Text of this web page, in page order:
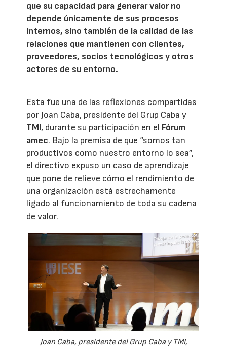
que su capacidad para generar valor no
depende únicamente de sus procesos
internos, sino también de la calidad de las
relaciones que mantienen con clientes,
proveedores, socios tecnológicos y otros
actores de su entorno.
Esta fue una de las reflexiones compartidas
por Joan Caba, presidente del Grup Caba y
TMI, durante su participación en el Fórum
amec. Bajo la premisa de que “somos tan
productivos como nuestro entorno lo sea”,
el directivo expuso un caso de aprendizaje
que pone de relieve cómo el rendimiento de
una organización está estrechamente
ligado al funcionamiento de toda su cadena
de valor.
Joan Caba, presidente del Grup Caba y TMI,